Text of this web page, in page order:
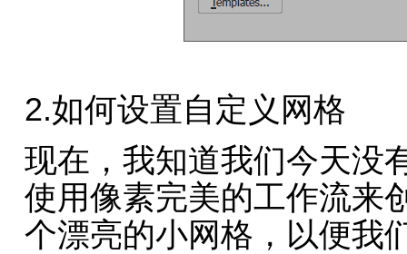
2.如何设置自定义网格
现在，我知道我们今天没
使用像素完美的工作流来
个漂亮的小网格，以便我